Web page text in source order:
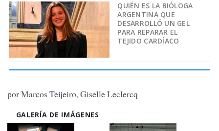
QUIÉN ES LA BIÓLOGA
ARGENTINA QUE
DESARROLLÓ UN GEL
PARA REPARAR EL
TEJIDO CARDÍACO
por Marcos Teijeiro, Giselle Leclercq
GALERÍA DE IMÁGENES